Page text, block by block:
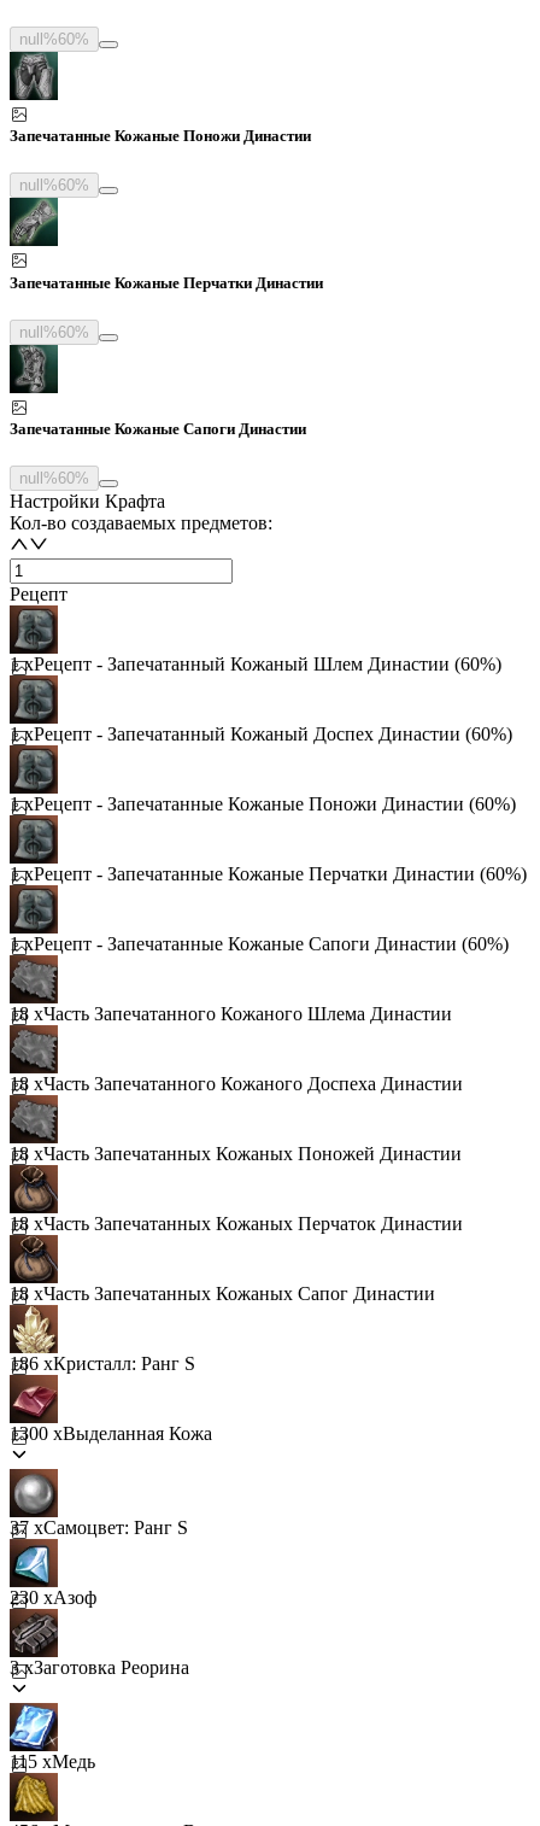
null%60%
Запечатанные Кожаные Поножи Династии
null%60%
Запечатанные Кожаные Перчатки Династии
null%60%
Запечатанные Кожаные Сапоги Династии
null%60%
Настройки Крафта
Кол-во создаваемых предметов:
Рецепт
1 xРецепт - Запечатанный Кожаный Шлем Династии (60%)
1 xРецепт - Запечатанный Кожаный Доспех Династии (60%)
1 xРецепт - Запечатанные Кожаные Поножи Династии (60%)
1 xРецепт - Запечатанные Кожаные Перчатки Династии (60%)
1 xРецепт - Запечатанные Кожаные Сапоги Династии (60%)
18 xЧасть Запечатанного Кожаного Шлема Династии
18 xЧасть Запечатанного Кожаного Доспеха Династии
18 xЧасть Запечатанных Кожаных Поножей Династии
18 xЧасть Запечатанных Кожаных Перчаток Династии
18 xЧасть Запечатанных Кожаных Сапог Династии
186 xКристалл: Ранг S
1300 xВыделанная Кожа
37 xСамоцвет: Ранг S
230 xАзоф
3 xЗаготовка Реорина
115 xМедь